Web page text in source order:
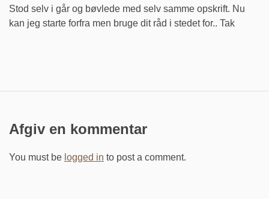
Stod selv i går og bøvlede med selv samme opskrift. Nu
kan jeg starte forfra men bruge dit råd i stedet for.. Tak
Afgiv en kommentar
You must be logged in to post a comment.